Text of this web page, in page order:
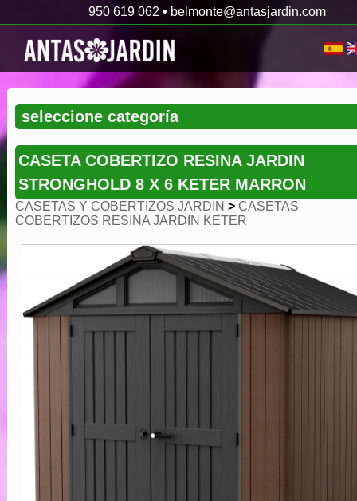
950 619 062 • belmonte@antasjardin.com
CASETA COBERTIZO RESINA JARDIN
STRONGHOLD 8 X 6 KETER MARRON
CASETAS Y COBERTIZOS JARDIN > CASETAS
COBERTIZOS RESINA JARDIN KETER